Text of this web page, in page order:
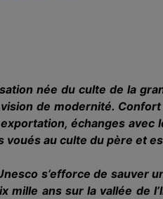
née du culte de la
de moder­nité.
échanges avec
au culte du père et
s’efforce de sauver
ans sur la vallée de